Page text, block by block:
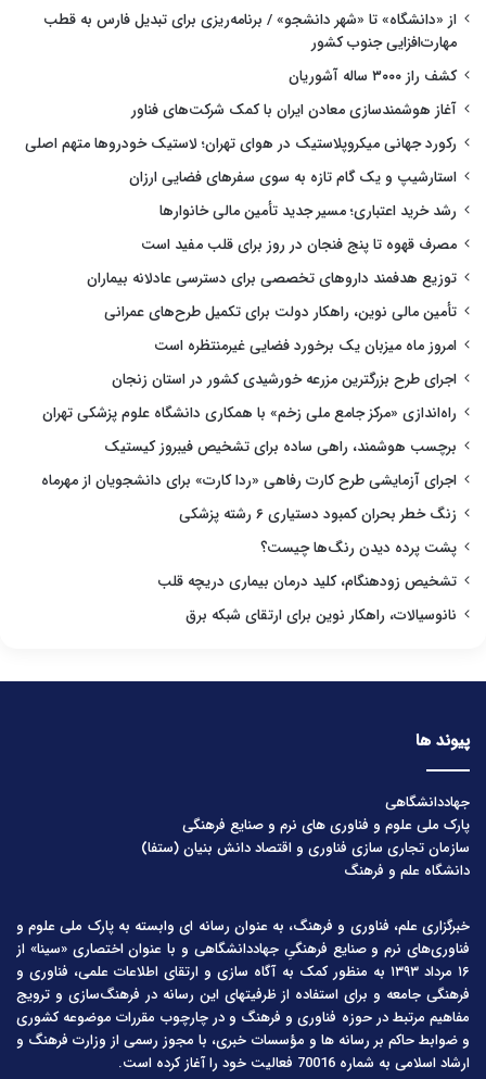
از «دانشگاه» تا «شهر دانشجو» / برنامه‌ریزی برای تبدیل فارس به قطب
مهارت‌افزایی جنوب کشور
کشف راز ۳۰۰۰ ساله آشوریان
آغاز هوشمندسازی معادن ایران با کمک شرکت‌های فناور
رکورد جهانی میکروپلاستیک در هوای تهران؛ لاستیک خودروها متهم اصلی
استارشیپ و یک گام تازه به سوی سفرهای فضایی ارزان
رشد خرید اعتباری؛ مسیر جدید تأمین مالی خانوارها
مصرف قهوه تا پنج فنجان در روز برای قلب مفید است
توزیع هدفمند داروهای تخصصی برای دسترسی عادلانه بیماران
تأمین مالی نوین، راهکار دولت برای تکمیل طرح‌های عمرانی
امروز ماه میزبان یک برخورد فضایی غیرمنتظره است
اجرای طرح بزرگترین مزرعه خورشیدی کشور در استان زنجان
راه‌اندازی «مرکز جامع ملی زخم» با همکاری دانشگاه علوم پزشکی تهران
برچسب هوشمند، راهی ساده برای تشخیص فیبروز کیستیک
اجرای آزمایشی طرح کارت رفاهی «ردا کارت» برای دانشجویان از مهرماه
زنگ خطر بحران کمبود دستیاری ۶ رشته پزشکی
پشت پرده دیدن رنگ‌ها چیست؟
تشخیص زودهنگام، کلید درمان بیماری دریچه قلب
نانوسیالات، راهکار نوین برای ارتقای شبکه برق
پیوند ها
جهاددانشگاهی
پارک ملی علوم و فناوری های نرم و صنایع فرهنگی
سازمان تجاری سازی فناوری و اقتصاد دانش بنیان (ستفا)
دانشگاه علم و فرهنگ
خبرگزاری علم، فناوری و فرهنگ، به عنوان رسانه ای وابسته به پارک ملی علوم و
فناوری‌های نرم و صنایع فرهنگیِ جهاددانشگاهی و با عنوان اختصاری «سینا» از
۱۶ مرداد ۱۳۹۳ به منظور کمک به آگاه سازی و ارتقای اطلاعات علمی، فناوری و
فرهنگی جامعه و برای استفاده از ظرفیتهای این رسانه در فرهنگ‌سازی و ترویج
مفاهیم مرتبط در حوزه فناوری و فرهنگ و در چارچوب مقررات موضوعه کشوری
و ضوابط حاکم بر رسانه ها و مؤسسات خبری، با مجوز رسمی از وزارت فرهنگ و
ارشاد اسلامی به شماره 70016 فعالیت خود را آغاز کرده است.